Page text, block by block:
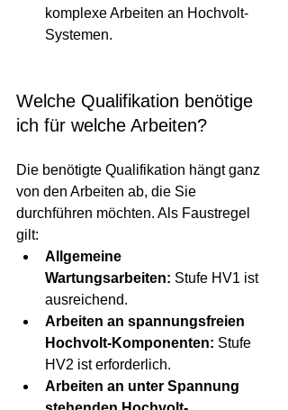
komplexe Arbeiten an Hochvolt-
Systemen.
Welche Qualifikation benötige
ich für welche Arbeiten?
Die benötigte Qualifikation hängt ganz
von den Arbeiten ab, die Sie
durchführen möchten. Als Faustregel
gilt:
Allgemeine
Wartungsarbeiten: Stufe HV1 ist
ausreichend.
Arbeiten an spannungsfreien
Hochvolt-Komponenten: Stufe
HV2 ist erforderlich.
Arbeiten an unter Spannung